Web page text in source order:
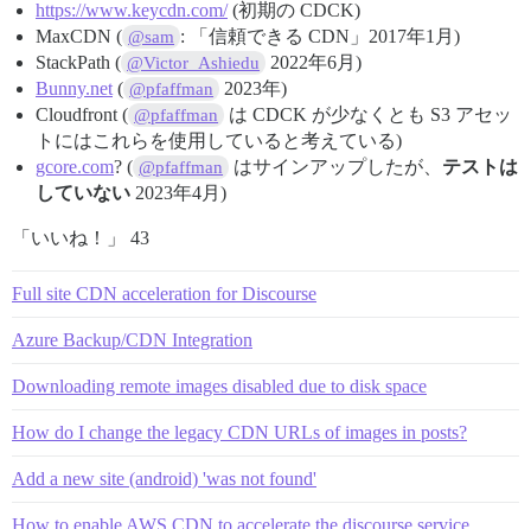
https://www.keycdn.com/(初期の CDCK)
MaxCDN ( @sam : 「信頼できる CDN」2017年1月)
StackPath ( @Victor_Ashiedu
2022年6月)
Bunny.net ( @pfaffman
2023年)
Cloudfront ( @pfaffman
は CDCK が少なくとも S3 アセッ
トにはこれらを使用していると考えている)
gcore.com? ( @pfaffman はサインアップしたが、 テストは
していない 2023年4月)
「いいね！」 43
Full site CDN acceleration for Discourse
Azure Backup/CDN Integration
Downloading remote images disabled due to disk space
How do I change the legacy CDN URLs of images in posts?
Add a new site (android) 'was not found'